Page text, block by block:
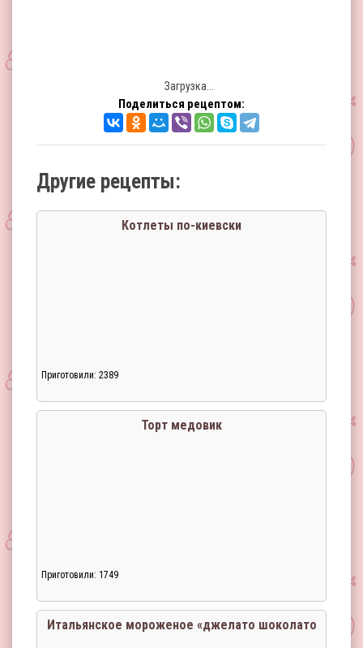
Загрузка...
Поделиться рецептом:
Другие рецепты:
Котлеты по-киевски
Приготовили: 2389
Торт медовик
Приготовили: 1749
Итальянское мороженое «джелато шоколато